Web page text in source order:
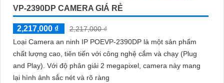
VP-2390DP CAMERA GIÁ RẺ
2,217,000 ₫
2,217,000 ₫
Loại Camera an ninh IP POEVP-2390DP là một sản phẩm
chất lượng cao, tiên tiến với công nghệ cắm và chạy (Plug
and Play). Với độ phân giải 2 megapixel, camera này mang
lại hình ảnh sắc nét và rõ ràng